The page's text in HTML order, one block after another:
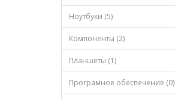
Ноутбуки (5)
Компоненты (2)
Планшеты (1)
Програмное обеспечение (0)